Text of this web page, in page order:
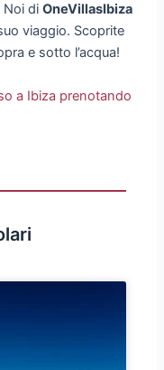
Noi diOneVillasIbiza
viaggio. Scoprite
e sotto l’acqua!
a Ibiza prenotando